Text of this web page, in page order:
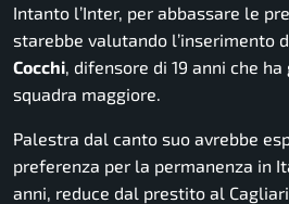
Intanto l’Inter, per abbassare le
starebbe valutando l’inserimento
Cocchi , difensore di 19 anni che
squadra maggiore.
Palestra dal canto suo avrebbe
preferenza per la permanenza in
anni, reduce dal prestito al